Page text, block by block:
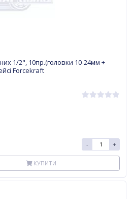
1/2", 10пр.(головки 10-24мм +
Forcekraft
- +
КУПИТИ